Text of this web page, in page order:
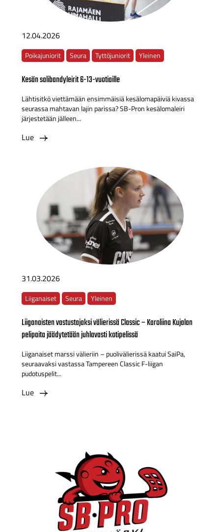
12.04.2026
Poikajuniorit Seura Tyttöjuniorit Yleinen
Kesän salibandyleirit 6-13-vuotiaille
Lähtisitkö viettämään ensimmäisiä kesälomapäiviä kivassa
seurassa mahtavan lajin parissa? SB-Pron kesälomaleiri
järjestetään jälleen...
Lue
31.03.2026
Liiganaiset Seura Yleinen
Liiganaisten vastustajaksi välierissä Classic – Karoliina Kujalan
pelipaita jäädytetään juhlavasti kotipelissä
Liiganaiset marssi välieriin – puolivälierissä kaatui SaiPa,
seuraavaksi vastassa Tampereen Classic F-liigan
pudotuspelit...
Lue